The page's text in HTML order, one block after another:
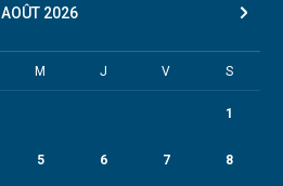
AOÛT 2026
M J V S
1
5 6 7 8